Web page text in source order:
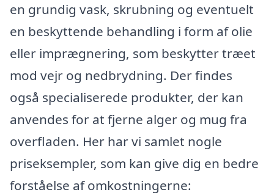
en grundig vask, skrubning og eventuelt
en beskyttende behandling i form af olie
eller imprægnering, som beskytter træet
mod vejr og nedbrydning. Der findes
også specialiserede produkter, der kan
anvendes for at fjerne alger og mug fra
overfladen. Her har vi samlet nogle
priseksempler, som kan give dig en bedre
forståelse af omkostningerne: